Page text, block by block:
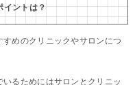
イントは？
めのクリニックやサロンにつ
るためにはサロンとクリニッ